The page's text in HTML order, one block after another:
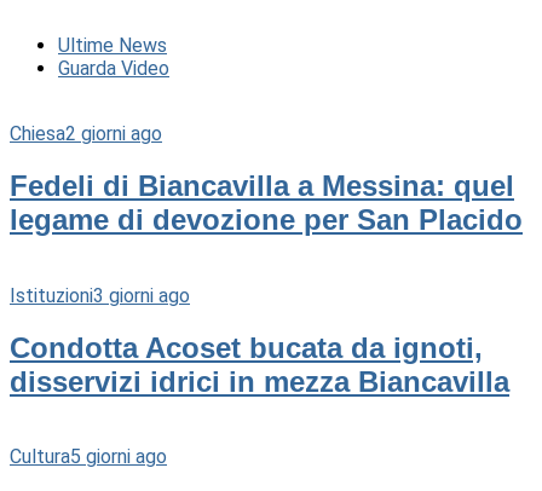
Ultime News
Guarda Video
Chiesa2 giorni ago
Fedeli di Biancavilla a Messina: quel
legame di devozione per San Placido
Istituzioni3 giorni ago
Condotta Acoset bucata da ignoti,
disservizi idrici in mezza Biancavilla
Cultura5 giorni ago